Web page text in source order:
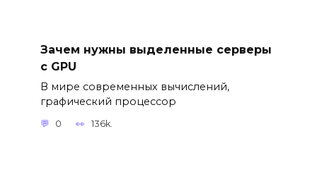
Зачем нужны выделенные серверы
с GPU
В мире современных вычислений,
графический процессор
0 136k.